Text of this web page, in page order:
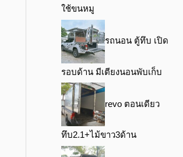
ใช้ขนหมู
รถนอน ตู้ทึบ เปิด
รอบด้าน มีเตียงนอนพับเก็บ
revo ตอนเดียว
ทึบ2.1+ไม้ขาว3ด้าน